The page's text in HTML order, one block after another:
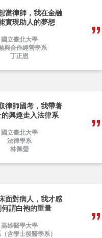
當律師，我在金融
實現助人的夢想
國立臺北大學
與合作經營學系
丁正恩
律師國考，我帶著
興趣走入法律系
國立臺北大學
法律學系
林佩瑩
面對病人，我才感
謂白袍的重量
高雄醫學大學
含學士後醫學系）